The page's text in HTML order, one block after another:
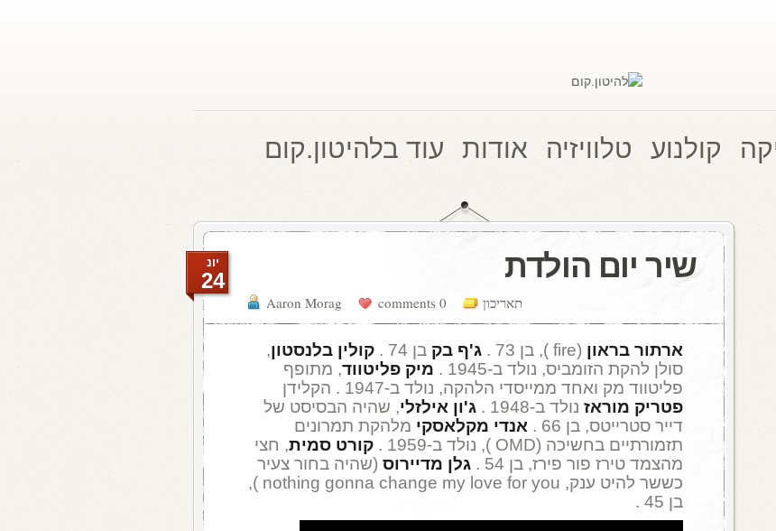
קולנוע טלוויזיה אודות עוד בלהיטון.קום
שיר יום הולדת
Aaron Morag 0 comments תאריכון
יונ
24
ארתור בראון (fire ), בן 73 . ג'ף בק בן 74 . קולין בלנסטון,
סולן להקת הזומביס, נולד ב-1945 .
מיק פליטווד, מתופף
פליטווד מק ואחד ממייסדי הלהקה, נולד ב-1947 . הקלידן
פטריק מוראז נולד ב-1948 . ג'ון אילזלי, שהיה הבסיסט של
דייר סטרייטס, בן 66 .
אנדי מקלאסקי מלהקת תמרונים
תזמורתיים בחשיכה (OMD ), נולד ב-1959 .
קורט סמית, חצי
מהצמד טירז פור פירז, בן 54 .
גלן מדיירוס (שהיה בחור צעיר
כששר להיט ענק, nothing gonna change my love for you ),
בן 45 .